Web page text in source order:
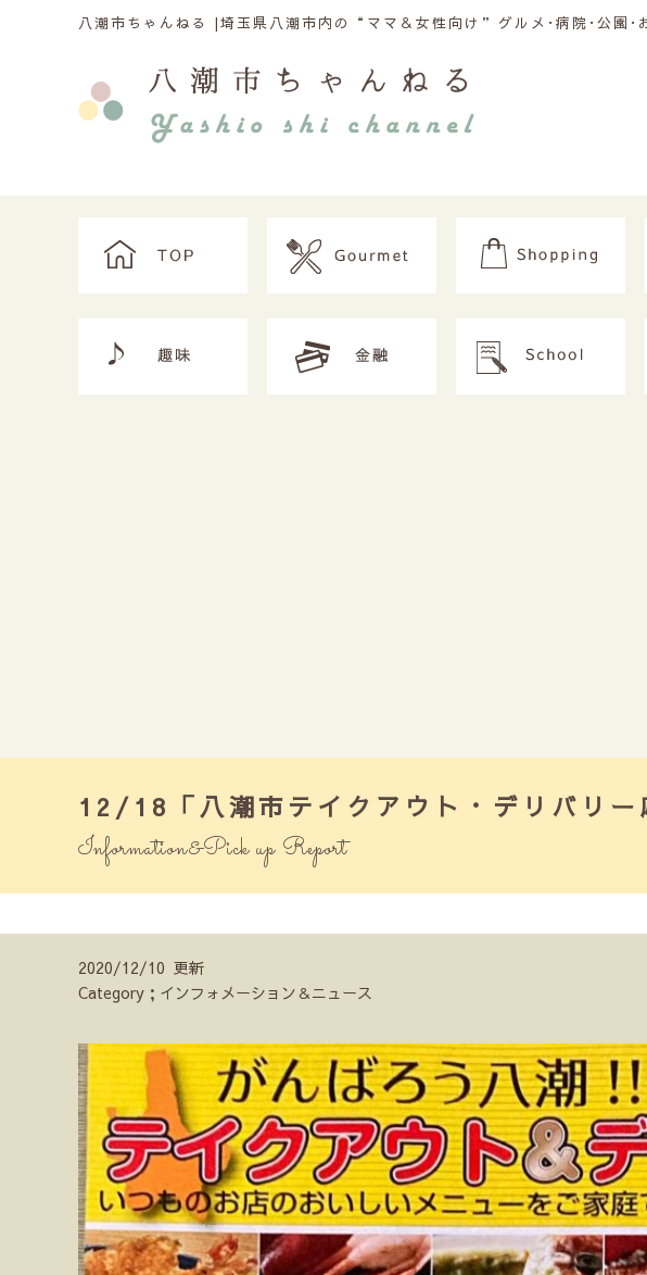
八潮市ちゃんねる |埼玉県八潮市内の“ママ＆女性向け”グルメ･病院･公園･
12/18「八潮市テイクアウト・デリバリー
Information&Pick up Report
2020/12/10 更新
Category；インフォメーション＆ニュース